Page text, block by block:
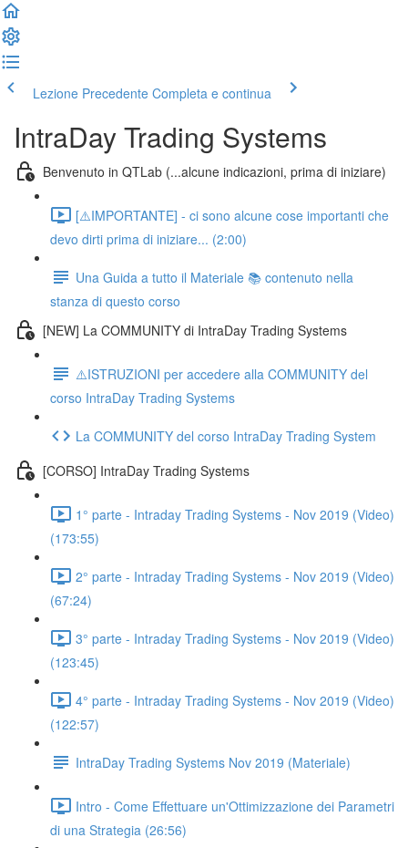
Lezione Precedente Completa e continua
IntraDay Trading Systems
Benvenuto in QTLab (...alcune indicazioni, prima di iniziare)
[⚠️IMPORTANTE] - ci sono alcune cose importanti che
devo dirti prima di iniziare... (2:00)
Una Guida a tutto il Materiale 📚 contenuto nella
stanza di questo corso
[NEW] La COMMUNITY di IntraDay Trading Systems
⚠️ISTRUZIONI per accedere alla COMMUNITY del
corso IntraDay Trading Systems
La COMMUNITY del corso IntraDay Trading System
[CORSO] IntraDay Trading Systems
1° parte - Intraday Trading Systems - Nov 2019 (Video)
(173:55)
2° parte - Intraday Trading Systems - Nov 2019 (Video)
(67:24)
3° parte - Intraday Trading Systems - Nov 2019 (Video)
(123:45)
4° parte - Intraday Trading Systems - Nov 2019 (Video)
(122:57)
IntraDay Trading Systems Nov 2019 (Materiale)
Intro - Come Effettuare un'Ottimizzazione dei Parametri
di una Strategia (26:56)